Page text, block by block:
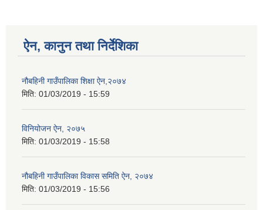
ऐन, कानुन तथा निर्देशिका
नौबहिनी गाउँपालिका शिक्षा ऐन,२०७४
मिति: 01/03/2019 - 15:59
विनियोजन ऐन, २०७५
मिति: 01/03/2019 - 15:58
नौबहिनी गाउँपालिका विकास समिति ऐन, २०७४
मिति: 01/03/2019 - 15:56